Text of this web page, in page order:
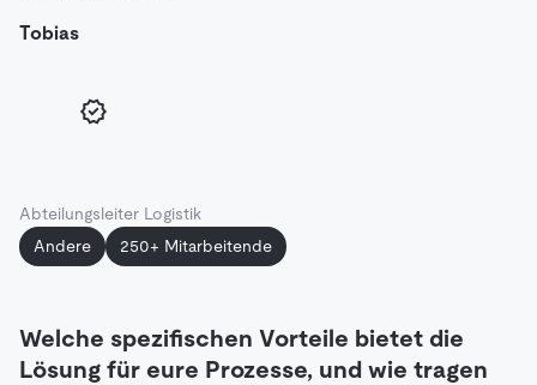
Tobias
Abteilungsleiter Logistik
Andere
250+ Mitarbeitende
Welche spezifischen Vorteile bietet die
Lösung für eure Prozesse, und wie tragen